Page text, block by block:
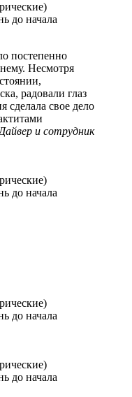
до начала
постепенно
Несмотря
радовали глаз
сделала свое дело
Дайвер и сотрудник
до начала
до начала
до начала